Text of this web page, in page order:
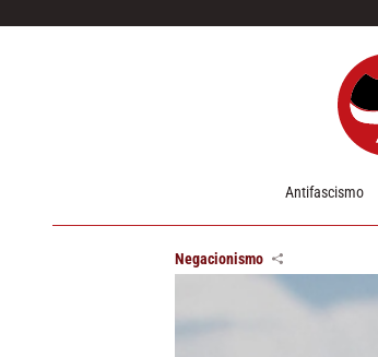
Antifascismo
Negacionismo